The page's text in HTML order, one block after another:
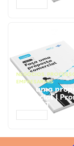
NEGÓCIOS,
EMPRESARIAIS
Faça uma
comercial |
ChatGPT